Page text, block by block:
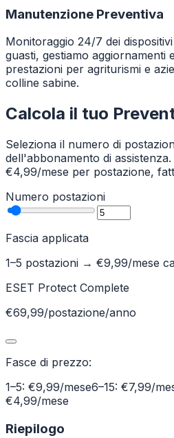
Manutenzione Preventiva
Monitoraggio 24/7 dei
guasti, gestiamo aggiornamenti
prestazioni per agriturismi e
colline sabine.
Calcola il tuo
Seleziona il numero di
dell'abbonamento di
€4,99/mese per postazione,
Numero postazioni
Fascia applicata
1–5 postazioni → €9,99/mese
ESET Protect Complete
€69,99/postazione/anno
Fasce di prezzo:
1–5: €9,99/mese6–15: €7,99/
€4,99/mese
Riepilogo